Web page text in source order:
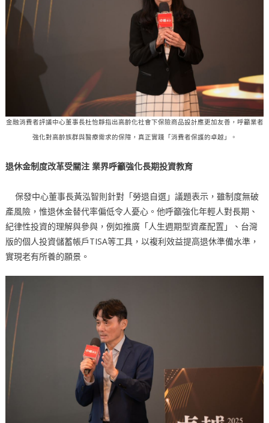
金融消費者評議中心董事長杜怡靜指出高齡化社會下保險商品設計應更加友善，呼籲業者
強化對高齡族群與醫療需求的保障，真正實踐「消費者保護的卓越」。
退休金制度改革受關注 業界呼籲強化長期投資教育
保發中心董事長黃泓智則針對「勞退自選」議題表示，雖制度無破
產風險，惟退休金替代率偏低令人憂心。他呼籲強化年輕人對長期、
紀律性投資的理解與參與，例如推廣「人生週期型資產配置」、台灣
版的個人投資儲蓄帳戶TISA等工具，以複利效益提高退休準備水準，
實現老有所養的願景。